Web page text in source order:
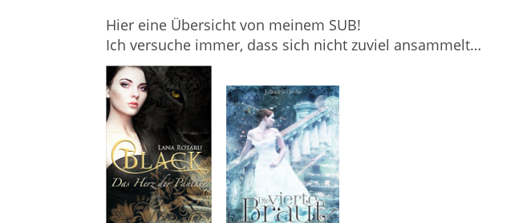
Hier eine Übersicht von meinem SUB!
Ich versuche immer, dass sich nicht zuviel ansammelt…